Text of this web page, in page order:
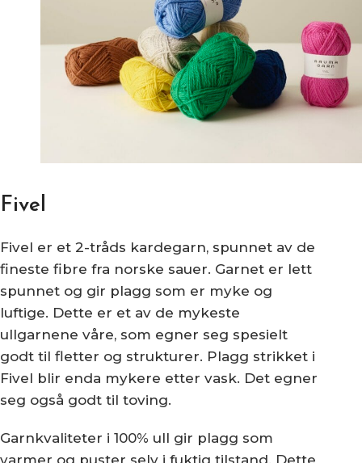
Fivel
Fivel er et 2-tråds kardegarn, spunnet av de
fineste fibre fra norske sauer. Garnet er lett
spunnet og gir plagg som er myke og
luftige. Dette er et av de mykeste
ullgarnene våre, som egner seg spesielt
godt til fletter og strukturer. Plagg strikket i
Fivel blir enda mykere etter vask. Det egner
seg også godt til toving.
Garnkvaliteter i 100% ull gir plagg som